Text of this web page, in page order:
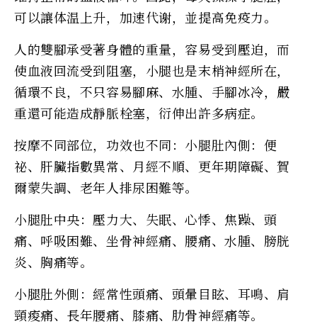
可以讓体温上升，加速代谢，並提高免疫力。
人的雙腳承受著身體的重量，容易受到壓迫，而
使血液回流受到阻塞，小腿也是末梢神經所在，
循環不良，不只容易腳麻、水腫、手腳冰冷，嚴
重還可能造成靜脈栓塞，衍伸出許多病症。
按摩不同部位，功效也不同：小腿肚內側：便
祕、肝臟指數異常、月經不順、更年期障礙、賀
爾蒙失調、老年人排尿困難等。
小腿肚中央：壓力大、失眠、心悸、焦躁、頭
痛、呼吸困難、坐骨神經痛、腰痛、水腫、膀胱
炎、胸痛等。
小腿肚外側：經常性頭痛、頭暈目眩、耳鳴、肩
頸痠痛、長年腰痛、膝痛、肋骨神經痛等。